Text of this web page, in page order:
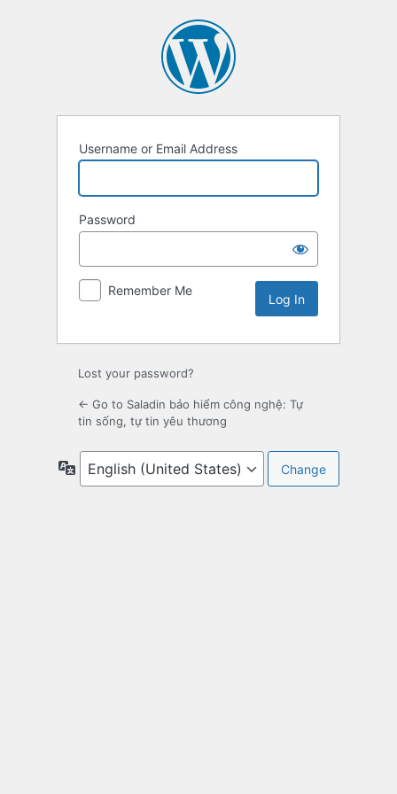
Username or Email Address
Password
Remember Me
Lost your password?
← Go to Saladin bảo hiểm công nghệ: Tự
tin sống, tự tin yêu thương
Language